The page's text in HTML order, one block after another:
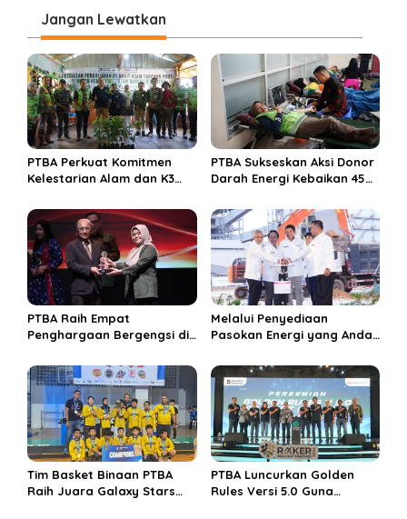
g
a
s
i
p
o
s
Jangan Lewatkan
PTBA Perkuat Komitmen
Kelestarian Alam dan K3
PTBA Sukseskan Aksi Donor
Darah Energi Kebaikan 45
PTBA Raih Empat
Penghargaan Bergengsi di
Awards 2026 Berkat
Bangun Komunikasi
Kredibel dan Bernilai
Melalui Penyediaan
Pasokan Energi yang Andal
Perkuat Ekosistem Hilirisasi
Bauksit
Tim Basket Binaan PTBA
Raih Juara Galaxy Stars
PTBA Luncurkan Golden
Rules Versi 5.0 Guna